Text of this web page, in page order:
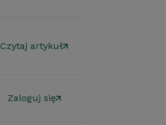
Czytaj artykuł
Zaloguj się